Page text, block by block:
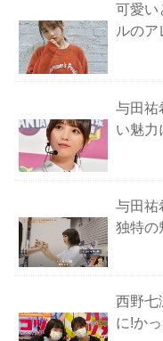
可愛い
ルのア
与田祐
い魅力
与田祐
独特の
西野七
に!か